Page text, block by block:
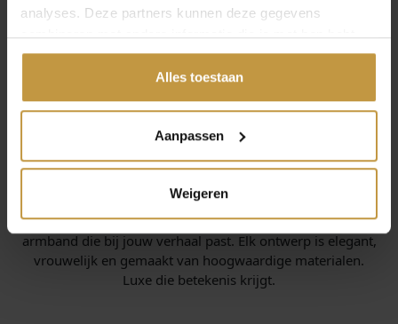
analyses. Deze partners kunnen deze gegevens
combineren met andere informatie die je met hen hebt
gedeeld of die ze hebben verzameld via jouw gebruik van
Alles toestaan
Aanpassen
Weigeren
INFORMATIE OVER JOY DE LA LUZ
Joy de la Luz maakt stijlvolle armbanden met
verwisselbare bedels. Zo creëer je een persoonlijke
armband die bij jouw verhaal past. Elk ontwerp is elegant,
vrouwelijk en gemaakt van hoogwaardige materialen.
Luxe die betekenis krijgt.